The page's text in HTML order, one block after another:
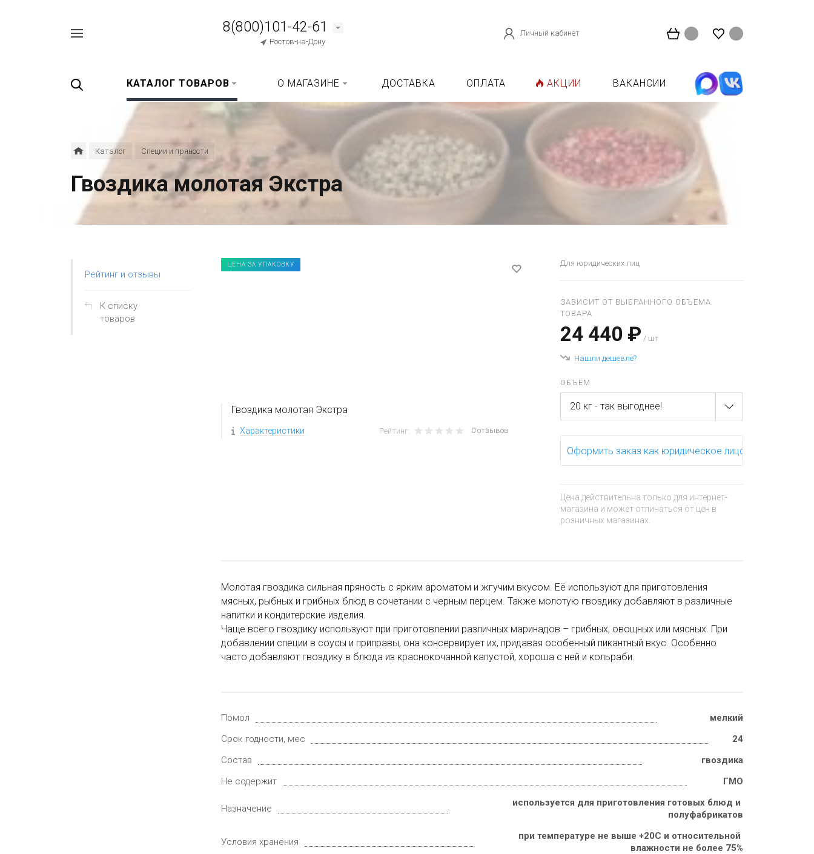
8(800)101-42-61
Ростов-на-Дону
Личный кабинет
КАТАЛОГ ТОВАРОВ О МАГАЗИНЕ ДОСТАВКА ОПЛАТА АКЦИИ ВАКАНСИИ
Каталог Специи и пряности
Гвоздика молотая Экстра
Рейтинг и отзывы
К списку
товаров
ЦЕНА ЗА УПАКОВКУ
Гвоздика молотая Экстра
Характеристики Рейтинг: 0 отзывов
Для юридических лиц
ЗАВИСИТ ОТ ВЫБРАННОГО ОБЪЕМА
ТОВАРА
24 440 ₽ / шт
Нашли дешевле?
ОБЪЁМ
20 кг - так выгоднее!
Оформить заказ как юридическое лицо
Цена действительна только для интернет-
магазина и может отличаться от цен в
розничных магазинах.
Молотая гвоздика сильная пряность с ярким ароматом и жгучим вкусом. Её используют для приготовления
мясных, рыбных и грибных блюд в сочетании с черным перцем. Также молотую гвоздику добавляют в различные
напитки и кондитерские изделия.
Чаще всего гвоздику используют при приготовлении различных маринадов – грибных, овощных или мясных. При
добавлении специи в соусы и приправы, она консервирует их, придавая особенный пикантный вкус. Особенно
часто добавляют гвоздику в блюда из краснокочанной капустой, хороша с ней и кольраби.
Помол
мелкий
Срок годности, мес
24
Состав
гвоздика
Не содержит
ГМО
Назначение
используется для приготовления готовых блюд и
полуфабрикатов
Условия хранения
при температуре не выше +20С и относительной
влажности не более 75%